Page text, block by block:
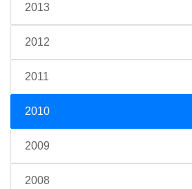
2013
2012
2011
2010
2009
2008